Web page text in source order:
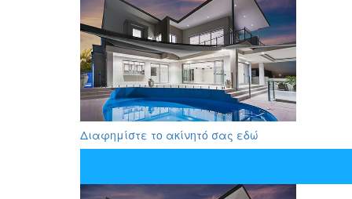
Διαφημίστε το ακίνητό σας εδώ